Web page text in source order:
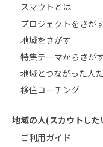
スマウトとは
プロジェクトをさが
地域をさがす
特集テーマからさが
地域とつながった人
移住コーチング
地域の人(スカウトした
ご利用ガイド